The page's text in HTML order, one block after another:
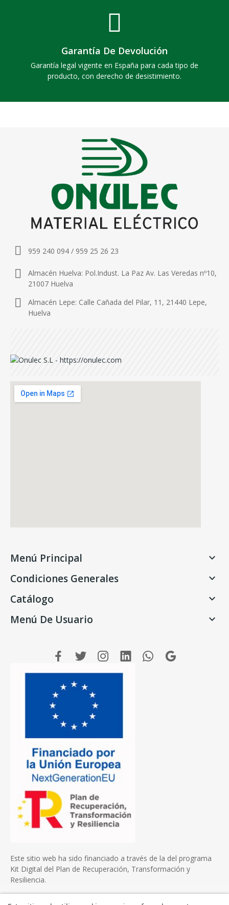
Garantía De Devolución
Garantía legal vigente en España para cada tipo de
producto, con derecho de desistimiento.
959 240 094 / 959 25 26 23
Almacén Huelva: Pol.Indust. La Paz Av. Las Veredas nº10,
21007 Huelva
Almacén Lepe: Calle Cañada del Pilar, 11, 21440 Lepe,
Huelva
Menú Principal 
Condiciones Generales 
Catálogo 
Menú De Usuario 
Este sitio web ha sido financiado a través de la del programa
Kit Digital del Plan de Recuperación, Transformación y
Resiliencia.